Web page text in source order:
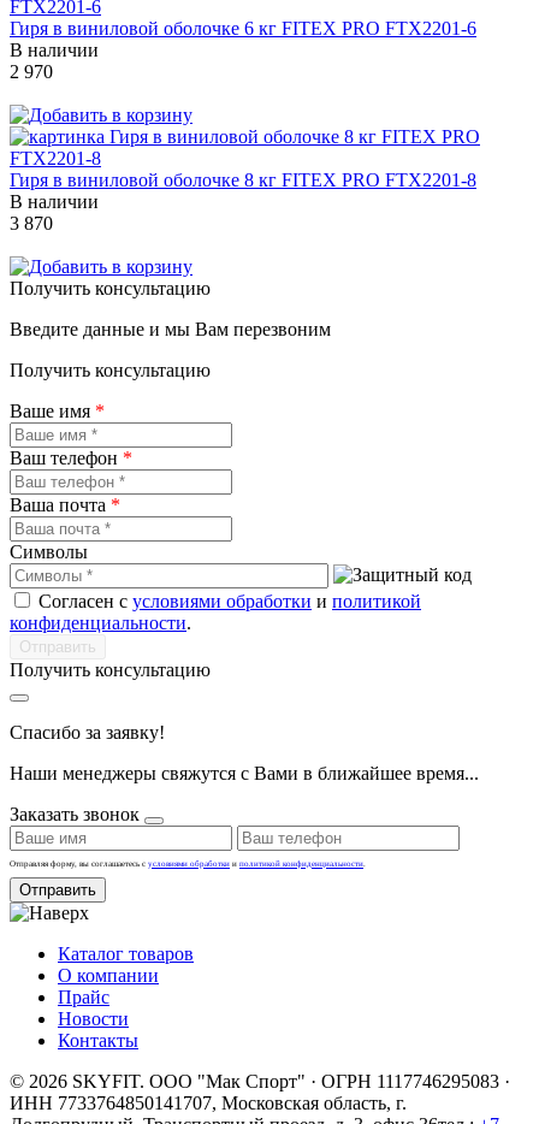
Гиря в виниловой оболочке 6 кг FITEX PRO FTX2201-6
В наличии
2 970
Гиря в виниловой оболочке 8 кг FITEX PRO FTX2201-8
В наличии
3 870
Получить консультацию
Введите данные и мы Вам перезвоним
Получить консультацию
Ваше имя *
Ваш телефон *
Ваша почта *
Символы
Согласен с условиями обработки и политикой
конфиденциальности.
Получить консультацию
Спасибо за заявку!
Наши менеджеры свяжутся с Вами в ближайшее время...
Заказать звонок
Отправляя форму, вы соглашаетесь с условиями обработки и политикой конфиденциальности.
Отправить
Каталог товаров
О компании
Прайс
Новости
Контакты
© 2026 SKYFIT. ООО "Мак Спорт" · ОГРН 1117746295083 ·
ИНН 7733764850141707, Московская область, г.